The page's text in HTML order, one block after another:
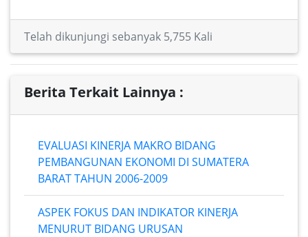
Telah dikunjungi sebanyak 5,755 Kali
Berita Terkait Lainnya :
EVALUASI KINERJA MAKRO BIDANG
PEMBANGUNAN EKONOMI DI SUMATERA
BARAT TAHUN 2006-2009
ASPEK FOKUS DAN INDIKATOR KINERJA
MENURUT BIDANG URUSAN